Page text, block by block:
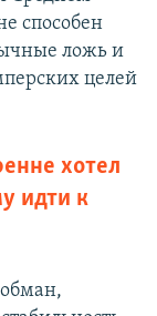
способен
ложь и
целей
хотел
идти к